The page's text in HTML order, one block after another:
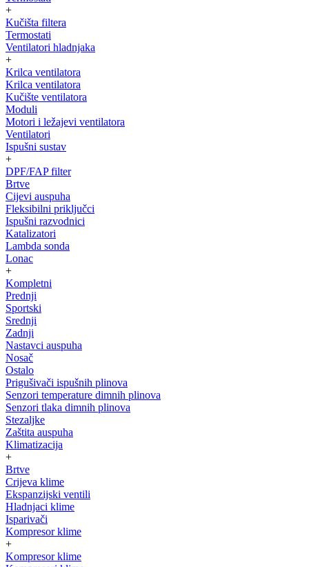
+
Kučišta filtera
Termostati
Ventilatori hladnjaka
+
Krilca ventilatora
Krilca ventilatora
Kučište ventilatora
Moduli
Motori i ležajevi ventilatora
Ventilatori
Ispušni sustav
+
DPF/FAP filter
Brtve
Cijevi auspuha
Fleksibilni priključci
Ispušni razvodnici
Katalizatori
Lambda sonda
Lonac
+
Kompletni
Prednji
Sportski
Srednji
Zadnji
Nastavci auspuha
Nosač
Ostalo
Prigušivači ispušnih plinova
Senzori temperature dimnih plinova
Senzori tlaka dimnih plinova
Stezaljke
Zaštita auspuha
Klimatizacija
+
Brtve
Crijeva klime
Ekspanzijski ventili
Hladnjaci klime
Isparivači
Kompresor klime
+
Kompresor klime